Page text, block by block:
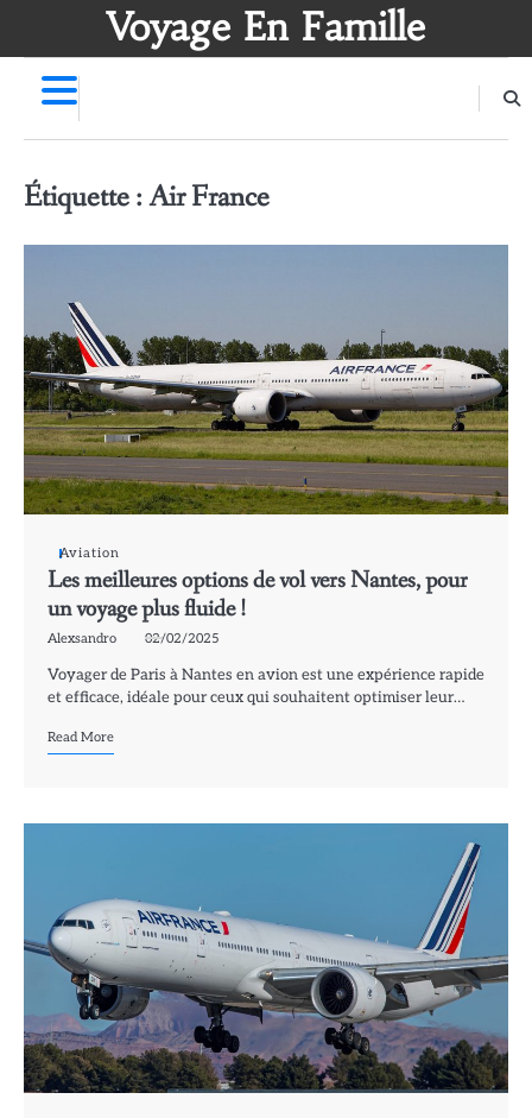
Voyage En Famille
Étiquette :Air France
Aviation
Les meilleures options de vol vers Nantes, pour
un voyage plus fluide !
Alexsandro 02/02/2025
Voyager de Paris à Nantes en avion est une expérience rapide
et efficace, idéale pour ceux qui souhaitent optimiser leur…
Read More